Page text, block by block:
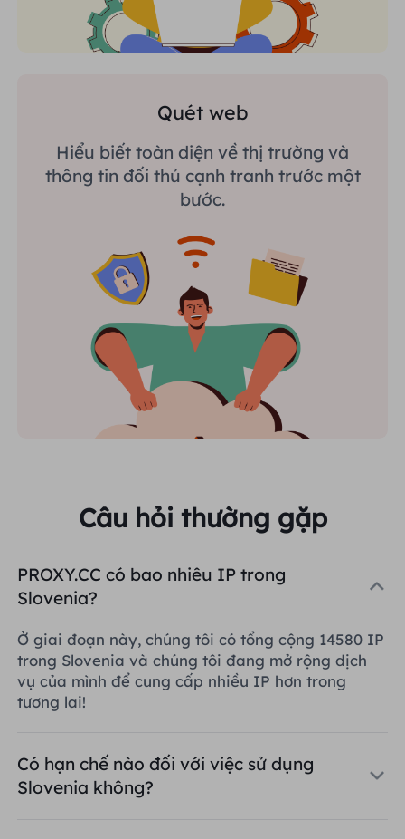
Quét web
Hiểu biết toàn diện về thị trường và
thông tin đối thủ cạnh tranh trước một
bước.
Câu hỏi thường gặp
PROXY.CC có bao nhiêu IP trong
Slovenia?
Ở giai đoạn này, chúng tôi có tổng cộng 14580 IP
trong Slovenia và chúng tôi đang mở rộng dịch
vụ của mình để cung cấp nhiều IP hơn trong
tương lai!
Có hạn chế nào đối với việc sử dụng
Slovenia không?